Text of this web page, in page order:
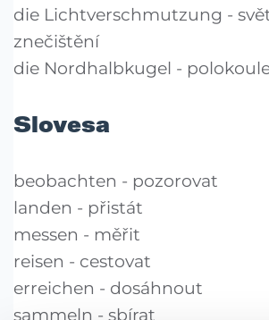
die Lichtverschmutzung -
znečištění
die Nordhalbkugel -
Slovesa
beobachten - pozorovat
landen - přistát
messen - měřit
reisen - cestovat
erreichen - dosáhnout
sammeln - sbírat